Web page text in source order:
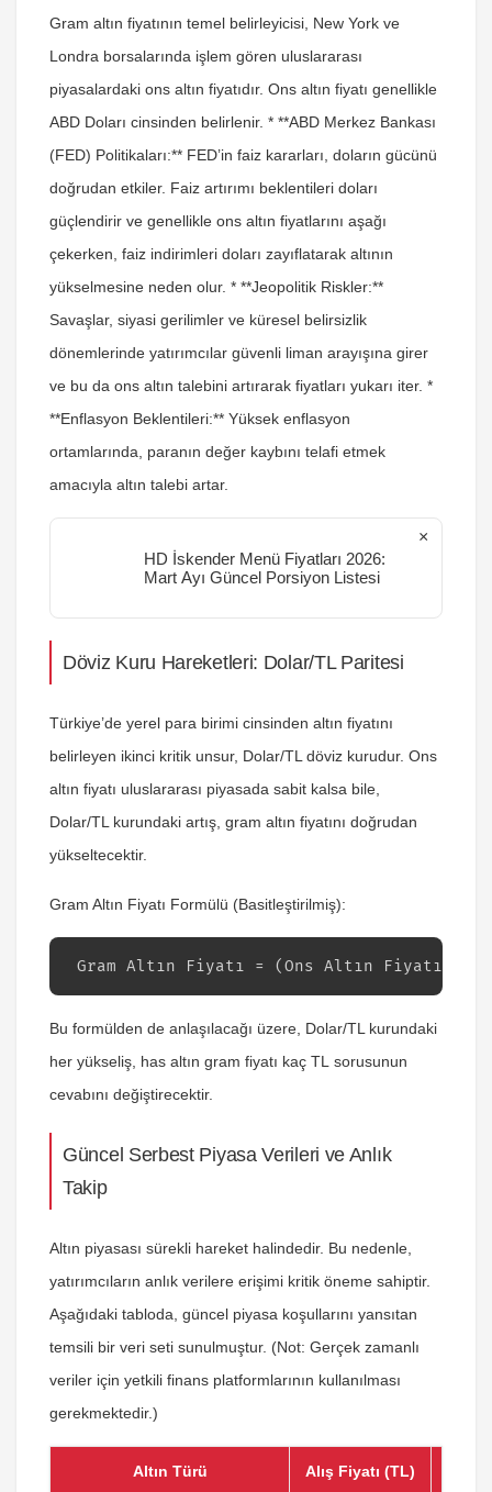
Gram altın fiyatının temel belirleyicisi, New York ve
Londra borsalarında işlem gören uluslararası
piyasalardaki ons altın fiyatıdır. Ons altın fiyatı genellikle
ABD Doları cinsinden belirlenir. * **ABD Merkez Bankası
(FED) Politikaları:** FED’in faiz kararları, doların gücünü
doğrudan etkiler. Faiz artırımı beklentileri doları
güçlendirir ve genellikle ons altın fiyatlarını aşağı
çekerken, faiz indirimleri doları zayıflatarak altının
yükselmesine neden olur. * **Jeopolitik Riskler:**
Savaşlar, siyasi gerilimler ve küresel belirsizlik
dönemlerinde yatırımcılar güvenli liman arayışına girer
ve bu da ons altın talebini artırarak fiyatları yukarı iter. *
**Enflasyon Beklentileri:** Yüksek enflasyon
ortamlarında, paranın değer kaybını telafi etmek
amacıyla altın talebi artar.
HD İskender Menü Fiyatları 2026:
Mart Ayı Güncel Porsiyon Listesi
×
Döviz Kuru Hareketleri: Dolar/TL Paritesi
Türkiye’de yerel para birimi cinsinden altın fiyatını
belirleyen ikinci kritik unsur, Dolar/TL döviz kurudur. Ons
altın fiyatı uluslararası piyasada sabit kalsa bile,
Dolar/TL kurundaki artış, gram altın fiyatını doğrudan
yükseltecektir.
Gram Altın Fiyatı Formülü (Basitleştirilmiş):
Gram Altın Fiyatı = (Ons Altın Fiyatı x
Bu formülden de anlaşılacağı üzere, Dolar/TL kurundaki
her yükseliş, has altın gram fiyatı kaç TL sorusunun
cevabını değiştirecektir.
Güncel Serbest Piyasa Verileri ve Anlık
Takip
Altın piyasası sürekli hareket halindedir. Bu nedenle,
yatırımcıların anlık verilere erişimi kritik öneme sahiptir.
Aşağıdaki tabloda, güncel piyasa koşullarını yansıtan
temsili bir veri seti sunulmuştur. (Not: Gerçek zamanlı
veriler için yetkili finans platformlarının kullanılması
gerekmektedir.)
Altın Türü Alış Fiyatı (TL)